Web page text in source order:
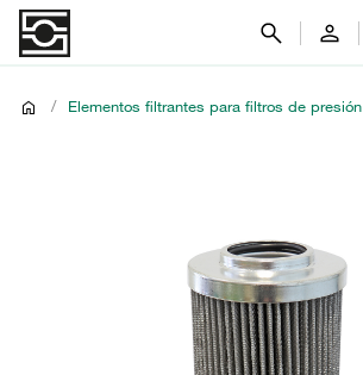
/ Elementos filtrantes para filtros de presión